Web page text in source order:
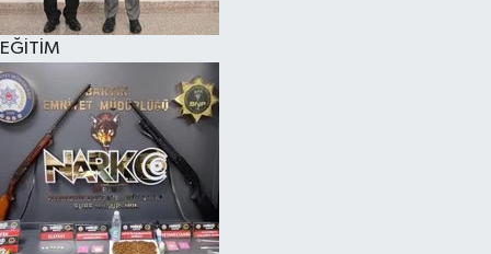
EĞİTİMVİZYONDAKİLER
YAŞAM